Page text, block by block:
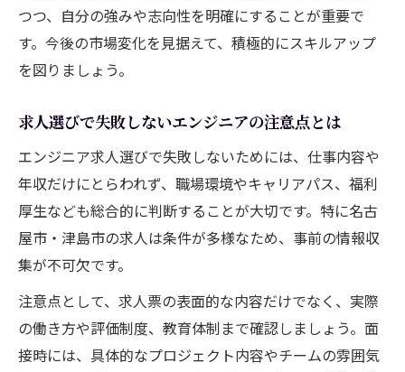
つつ、自分の強みや志向性を明確にすることが重要で
す。今後の市場変化を見据えて、積極的にスキルアップ
を図りましょう。
求人選びで失敗しないエンジニアの注意点とは
エンジニア求人選びで失敗しないためには、仕事内容や
年収だけにとらわれず、職場環境やキャリアパス、福利
厚生なども総合的に判断することが大切です。特に名古
屋市・津島市の求人は条件が多様なため、事前の情報収
集が不可欠です。
注意点として、求人票の表面的な内容だけでなく、実際
の働き方や評価制度、教育体制まで確認しましょう。面
接時には、具体的なプロジェクト内容やチームの雰囲気